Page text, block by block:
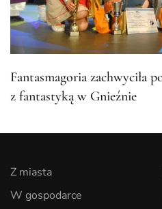
Fantasmagoria zachwyciła
z fantastyką w Gnieźnie
Z miasta
W gospodarce